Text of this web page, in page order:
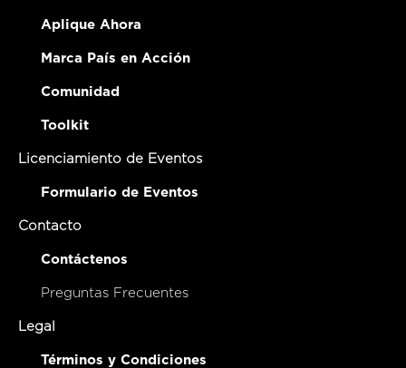
Aplique Ahora
Marca País en Acción
Comunidad
Toolkit
Licenciamiento de Eventos
Formulario de Eventos
Contacto
Contáctenos
Preguntas Frecuentes
Legal
Términos y Condiciones